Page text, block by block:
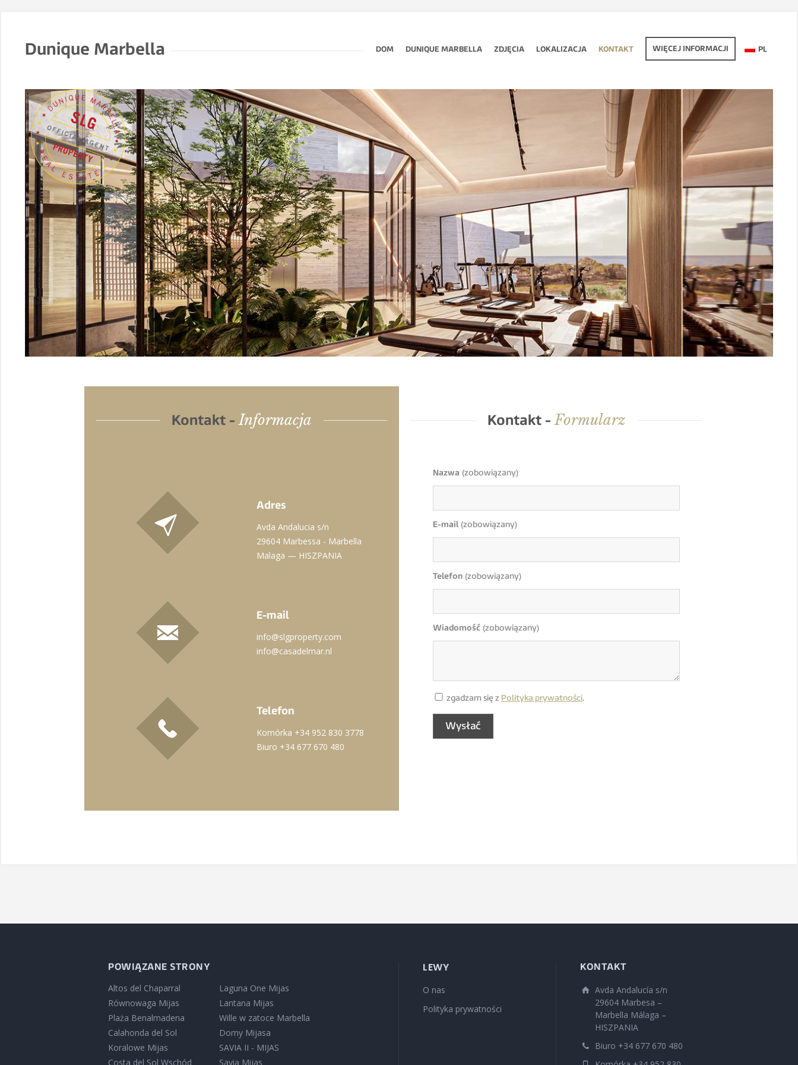
Dunique Marbella DOM DUNIQUE MARBELLA ZDJĘCIA LOKALIZACJA KONTAKT WIĘCEJ INFORMACJI PL
Kontakt -Informacja
Adres
Avda Andalucia s/n
29604 Marbessa - Marbella
Malaga — HISZPANIA
E-mail
info@slgproperty.com
info@casadelmar.nl
Telefon
Komórka +34 952 830 3778
Biuro +34 677 670 480
Kontakt -Formularz
Nazwa (zobowiązany)
E-mail (zobowiązany)
Telefon (zobowiązany)
Wiadomość (zobowiązany)
zgadzam się z Polityka prywatności.
POWIĄZANE STRONY
Altos del Chaparral
Równowaga Mijas
Plaża Benalmadena
Calahonda del Sol
Koralowe Mijas
Costa del Sol Wschód
Laguna One Mijas
Lantana Mijas
Wille w zatoce Marbella
Domy Mijasa
SAVIA II - MIJAS
Savia Mijas
LEWY
O nas
Polityka prywatności
KONTAKT
Avda Andalucía s/n
29604 Marbesa –
Marbella Málaga –
HISZPANIA
Biuro +34 677 670 480